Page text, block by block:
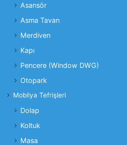
Asansör
Asma Tavan
Merdiven
Kapı
Pencere (Window DWG)
Otopark
Mobilya Tefrişleri
Dolap
Koltuk
Masa